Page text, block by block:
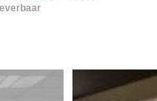
leverbaar